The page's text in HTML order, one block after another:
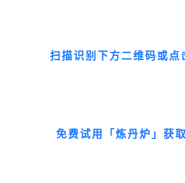
扫描识别下方二维码或点
免费试用「炼丹炉」获